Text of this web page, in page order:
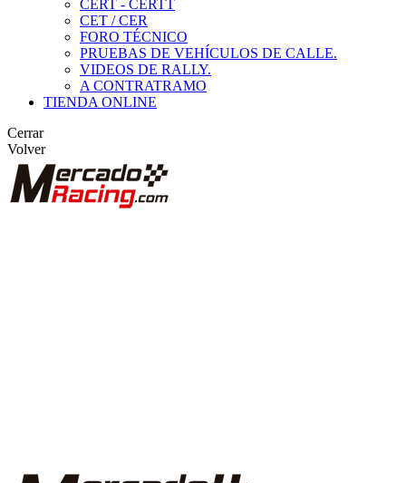
CERT - CERTT
CET / CER
FORO TÉCNICO
PRUEBAS DE VEHÍCULOS DE CALLE.
VIDEOS DE RALLY.
A CONTRATRAMO
TIENDA ONLINE
Cerrar
Volver